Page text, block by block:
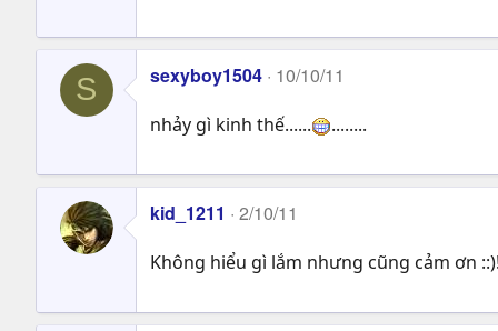
S sexyboy1504 10/10/11
nhảy gì kinh thế...... ........
kid_1211 2/10/11
Không hiểu gì lắm nhưng cũng cảm ơn ::)!